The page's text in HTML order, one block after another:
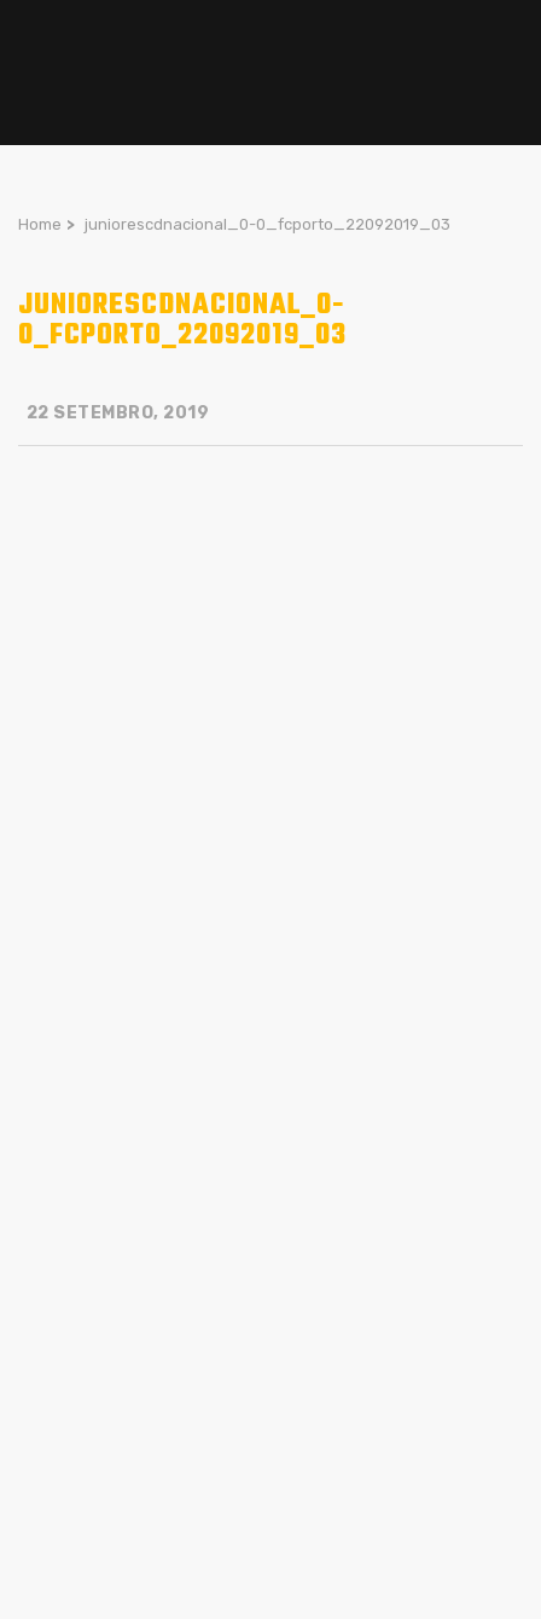
Home > juniorescdnacional_0-0_fcporto_22092019_03
JUNIORESCDNACIONAL_0-
0_FCPORTO_22092019_03
22 SETEMBRO, 2019